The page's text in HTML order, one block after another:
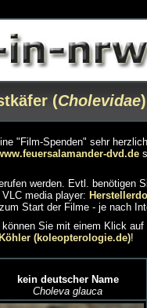
(Cholevidae
"Film-Spenden" sehr
dvd.de
werden. Evtl. benötigen
media player:
Start der Filme - je nach
Sie mit einem Klick auf
(koleopterologie.de)!
kein deutscher Name
Choleva glauca